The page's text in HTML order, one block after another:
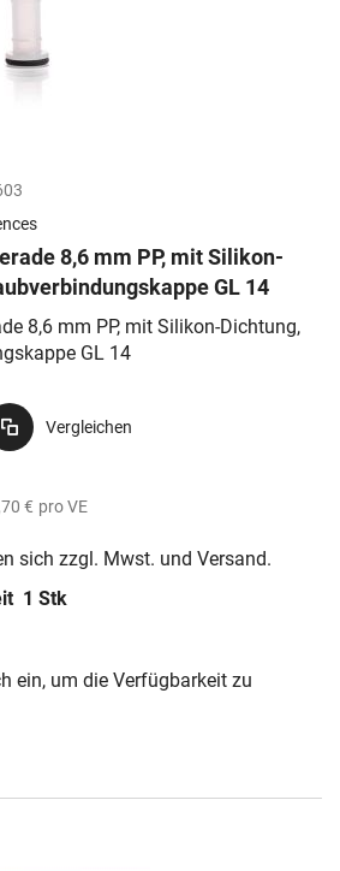
8,6 mm PP, mit Silikon-
GL 14
8,6 mm PP, mit Silikon-Dichtung,
GL 14
Vergleichen
€ pro VE
sich zzgl. Mwst. und Versand.
1 Stk
ein, um die Verfügbarkeit zu